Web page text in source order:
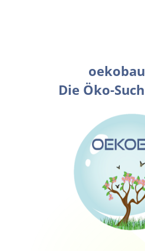
Die Öko-